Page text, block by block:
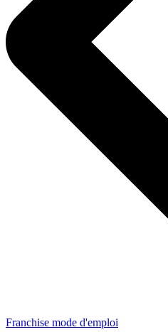
Franchise mode d'emploi